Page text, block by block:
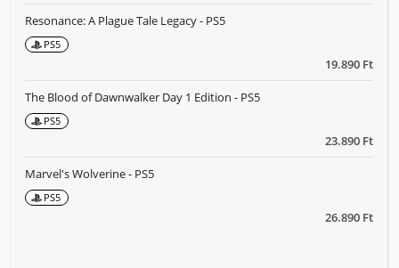
19.890 Ft
Resonance: A Plague Tale Legacy - PS5
PS5
23.890 Ft
The Blood of Dawnwalker Day 1 Edition - PS5
PS5
26.890 Ft
Marvel's Wolverine - PS5
PS5